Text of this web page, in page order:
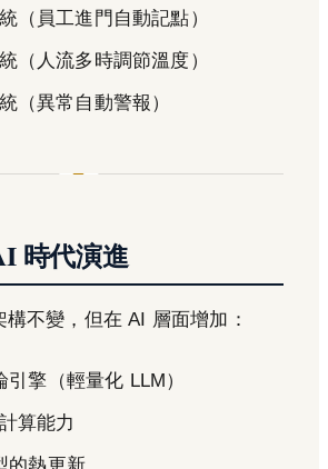
（員工進門自動記點）
（人流多時調節溫度）
（異常自動警報）
時代演進
不變，但在 AI 層面增加：
擎（輕量化 LLM）
算能力